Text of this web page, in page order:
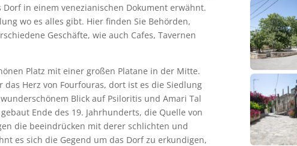
in einem venezianischen Dokument erwähnt.
wo es alles gibt. Hier finden Sie Behörden,
Geschäfte, wie auch Cafes, Tavernen
Platz mit einer großen Platane in der Mitte.
Herz von Fourfouras, dort ist es die Siedlung
Blick auf Psiloritis und Amari Tal
Ende des 19. Jahrhunderts, die Quelle von
die beeindrücken mit derer schlichten und
es sich die Gegend um das Dorf zu erkundigen,